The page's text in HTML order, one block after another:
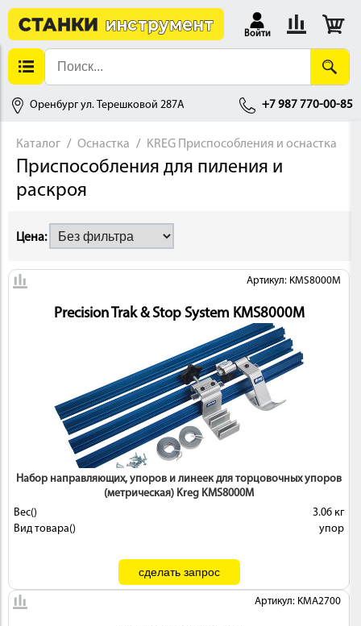
Войти
Оренбург ул. Терешковой 287А +7 987 770-00-85
ДЕРЕВООБРАБОТКА
ИНСТРУМЕНТ
Каталог Оснастка KREG Приспособления и оснастка
Приспособления для пиления и
раскроя
Цена:
Артикул: KMS8000M
Precision Trak & Stop System KMS8000M
Набор направляющих, упоров и линеек для торцовочных упоров
(метрическая) Kreg KMS8000M
Вес()
3.06 кг
Вид товара()
упор
Артикул: KMA2700